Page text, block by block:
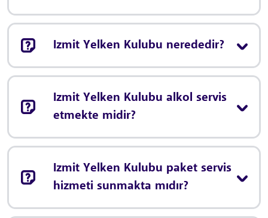
Izmit Yelken Kulubu nerededir?
Izmit Yelken Kulubu alkol servis
etmekte midir?
Izmit Yelken Kulubu paket servis
hizmeti sunmakta mıdır?